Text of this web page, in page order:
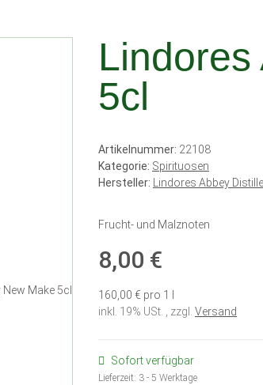
5cl
Artikelnummer: 22108
Kategorie: Spirituosen
Hersteller: Lindores Abbey
Frucht- und Malznoten
8,00 €
160,00 € pro 1 l
inkl. 19% USt. , zzgl. Versand
Sofort verfügbar
Lieferzeit: 3 - 5 Werktage